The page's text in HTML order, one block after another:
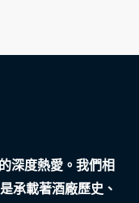
度熱愛。我們相
承載著酒廠歷史、